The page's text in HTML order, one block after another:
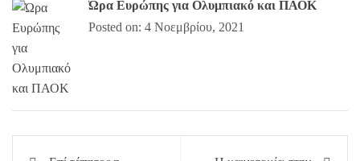
Ώρα Ευρώπης για Ολυμπιακό και ΠΑΟΚ
Posted on: 4 Νοεμβρίου, 2021